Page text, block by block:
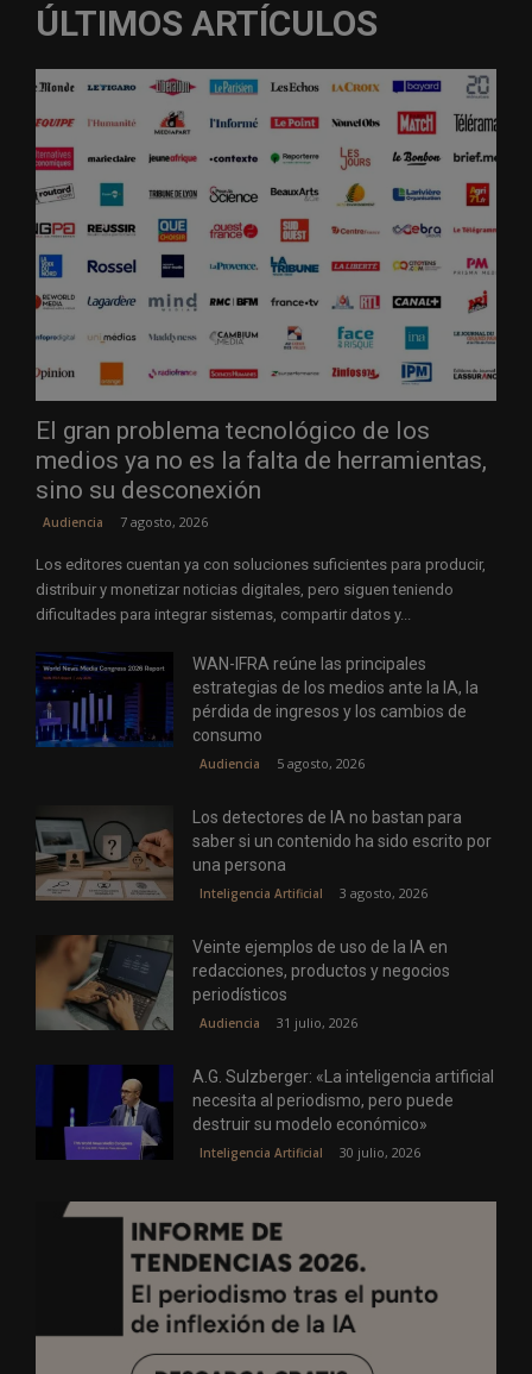
ÚLTIMOS ARTÍCULOS
El gran problema tecnológico de los
medios ya no es la falta de herramientas,
sino su desconexión
Audiencia 7 agosto, 2026
Los editores cuentan ya con soluciones suficientes para producir,
distribuir y monetizar noticias digitales, pero siguen teniendo
dificultades para integrar sistemas, compartir datos y...
WAN-IFRA reúne las principales
estrategias de los medios ante la IA, la
pérdida de ingresos y los cambios de
consumo
Audiencia 5 agosto, 2026
Los detectores de IA no bastan para
saber si un contenido ha sido escrito por
una persona
Inteligencia Artificial 3 agosto, 2026
Veinte ejemplos de uso de la IA en
redacciones, productos y negocios
periodísticos
Audiencia 31 julio, 2026
A.G. Sulzberger: «La inteligencia artificial
necesita al periodismo, pero puede
destruir su modelo económico»
Inteligencia Artificial 30 julio, 2026